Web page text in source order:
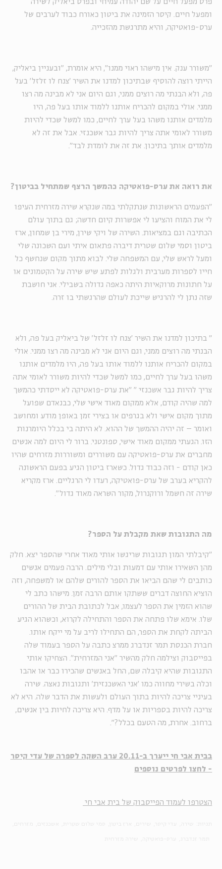
פרס מפעל חיים על שם יהודה עמיחי ובפרס ביאליק לשירה
ומפעל חיים.‏ קיסר הזמינה את ביטון כאורח כבוד לערבים של
ערס-פואטיקה, והיא מתרגשת מהזכייה.
"משורר ענק. אין מישהו ראוי ממנו", היא אומרת, "ובעניין ביאליק,
הייתי רוצה להוסיף שבתיכון למדנו את השיר 'צנח לו זלזל' בעל
פה, ולא הבנתי מה רוצים ממני, וגם היום אני לא מבינה מה רצו
ממני. אולי במקום להכריח אותנו ללמוד אותו בעל פה, היו
מלמדים אותנו משהו בעל ערך לחיים, כמו למשל שכדי להיות
משורר לאומי אתה צריך להיות גבר אשכנזי. אבל את זה לא
מלמדים אותך בתיכון. את זה את לומדת לבד".
את רואה את ערס-פואטיקה כהמשך הרצף שמתחיל בביטון?
"הפעמים הראשונות שנתקלתי במה שנקרא שירה מזרחית העיפו
לי את המוח והציעו לי אפשרות קיום חדשה; גם בתוך עולם
הכתיבה וגם במציאות. השירה של ויקי שירן, מירי בן שמחון, ארז
ביטון וסמי שלום שטרית דיברה פתאום איתי ועם השכונה שלי
ומעל לראש שלי, עם המשפחה שלי. לבוא מתוך מקום שנחשף כל
חייו לספרות מערבית ולגלות לפתע שיש שירה על הקטמונים או
על חתונות מרוקאיות היתה כאפה גדולה בשבילי. אני חושבת
שזה נתן לי להרגיש שייכת לעולם שהרגשתי בו זרה.
" בתיכון למדנו את השיר 'צנח לו זלזל' של ביאליק בעל פה, ולא
הבנתי מה רוצים ממני, וגם היום אני לא מבינה מה רצו ממני. אולי
במקום להכריח אותנו ללמוד אותו בעל פה, היו מלמדים אותנו
משהו בעל ערך לחיים, כמו למשל שכדי להיות משורר לאומי אתה
צריך להיות גבר אשכנזי " "את ערס-פואטיקה לא ייסדתי כהמשך
למה שהיה קודם, אלא ממקום מאוד אישי שלי, כבנאדם שפועל
מתוך מקום אישי ולא בגרפים או בצירי זמן באופן מודע ומחושב
ואומר – זה יהיה ההמשך של ההוא. לא היתה בי בכלל היומרנות
הזו. הגעתי ממקום מאוד אישי, ספונטני. ברור לי היום למה אנשים
מחברים את ערס-פואטיקה עם משוררים ומשוררות מזרחים שהיו
כאן קודם - וזה כבוד גדול. כשארז ביטון הגיע בפעם הראשונה
להקריא בערב של ערס-פואטיקה, רעדו לי הרגליים. ארז מקריא
שירה זה חשמל ורוקנרול, מקור השראה מאוד גדול".
מה התגובות שאת מקבלת על הספר?
"קיבלתי המון תגובות שריגשו אותי מאוד אחרי שהספר יצא. חלק
מהן השאירו אותי עם דמעות ובלי מילים. הרבה פעמים אנשים
כותבים לי שהם הביאו את הספר להורים שלהם או למשפחה, וזה
הוציא החוצה דברים ששתקו אותם הרבה זמן. מישהו כתב לי
שהוא הזמין את הספר לעצמו, אבל לכתובת הבית של ההורים
שלו. אימא שלו פתחה את הספר והתחילה לקרוא, וכשהוא הגיע
הביתה לקחת את הספר, הם התחילו לריב על מי ייקח אותו.
חברת הכנסת תמר זנדברג ממרצ כתבה על הספר בעמוד שלה
בפייסבוק וצילמה חלק מהשיר ״אני המזרחית״. הצחיקו אותי
התגובות שהיא קיבלה שם, החל באנשים שהכירו כבר או אהבו
וכלה בשירי מחווה כמו 'אני האשכנזית' ותגובות נאצה. שירה
בעיניי צריכה להיות בתוך העולם ולעשות את הדבר שלה. היא לא
צריכה להיות בספריות או על מדף. היא צריכה לחיות בין אנשים,
ברחוב. אחרת, מה הטעם בכלל?".
בבית אבי חי ייערך ב-20.11 ערב השקה לספרה של עדי קיסר
- לחצו לפרטים נוספים
הצטרפו לעמוד הפייסבוק של בית אבי חי